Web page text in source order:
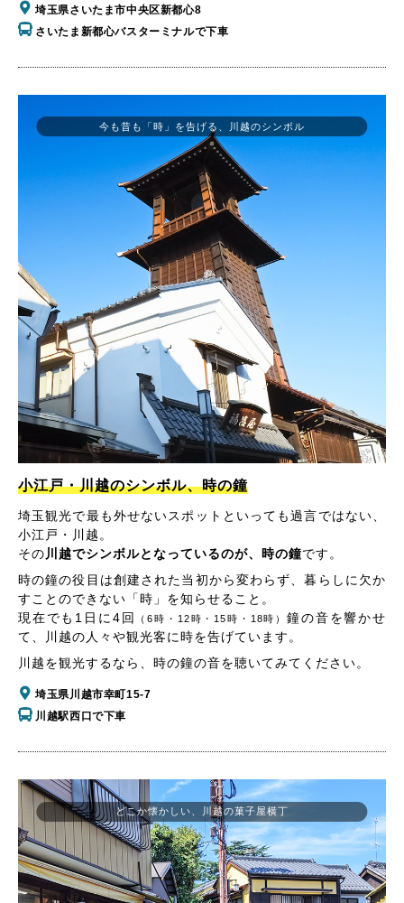
埼玉県さいたま市中央区新都心8
さいたま新都心バスターミナルで下車
今も昔も「時」を告げる、川越のシンボル
小江戸・川越のシンボル、時の鐘
埼玉観光で最も外せないスポットといっても過言ではない、
小江戸・川越。
その川越でシンボルとなっているのが、時の鐘です。
時の鐘の役目は創建された当初から変わらず、暮らしに欠か
すことのできない「時」を知らせること。
現在でも1日に4回
（6時・12時・15時・18時）鐘の音を響かせ
て、川越の人々や観光客に時を告げています。
川越を観光するなら、時の鐘の音を聴いてみてください。
埼玉県川越市幸町15-7
川越駅西口で下車
どこか懐かしい、川越の菓子屋横丁